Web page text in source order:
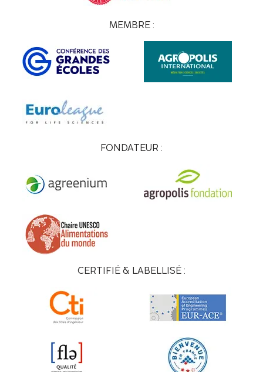
MEMBRE :
FONDATEUR :
CERTIFIÉ & LABELLISÉ :